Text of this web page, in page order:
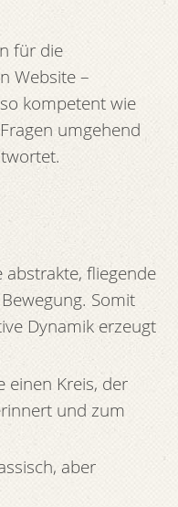
für die
Website –
kompetent wie
umgehend
abstrakte, fliegende
Somit
Dynamik erzeugt
einen Kreis, der
und zum
aber